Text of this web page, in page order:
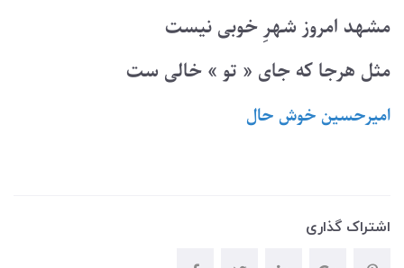
مشهد امروز شهرِ خوبی نیست
مثل هرجا که جای « تو » خالی ست
امیرحسین خوش حال
اشتراک گذاری